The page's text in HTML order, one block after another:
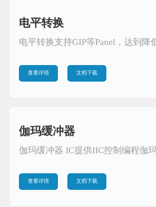
电平转换
查看详情 文档下载
伽玛缓冲器
查看详情 文档下载